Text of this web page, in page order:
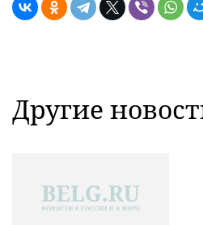
Другие